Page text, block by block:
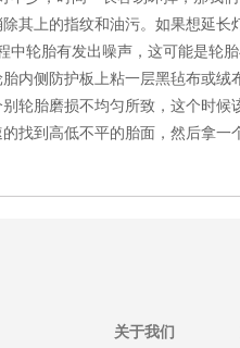
其上的指纹和油污。如果想延长
中轮胎有发出噪声，这可能是轮
内侧防护板上粘一层黑毡布或
轮胎磨损不均匀所致，这个时候
找到高低不平的胎面，然后拿一
关于我们